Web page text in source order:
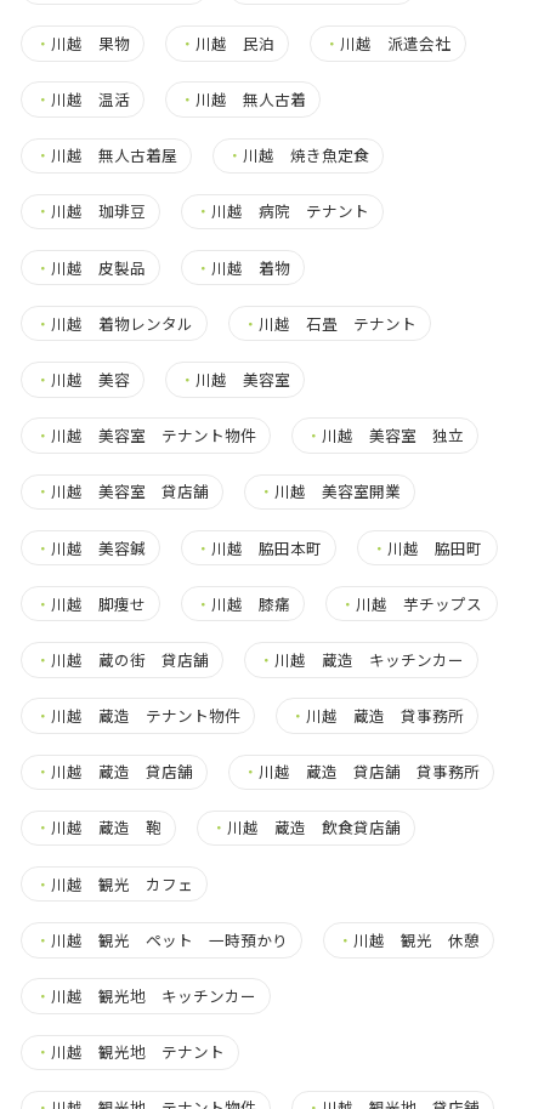
・ 川越 果物 ・ 川越 民泊 ・ 川越 派遣会社
・ 川越 温活 ・ 川越 無人古着
・ 川越 無人古着屋 ・ 川越 焼き魚定食
・ 川越 珈琲豆 ・ 川越 病院 テナント
・ 川越 皮製品 ・ 川越 着物
・ 川越 着物レンタル ・ 川越 石畳 テナント
・ 川越 美容 ・ 川越 美容室
・ 川越 美容室 テナント物件 ・ 川越 美容室 独立
・ 川越 美容室 貸店舗 ・ 川越 美容室開業
・ 川越 美容鍼 ・ 川越 脇田本町 ・ 川越 脇田町
・ 川越 脚痩せ ・ 川越 膝痛 ・ 川越 芋チップス
・ 川越 蔵の街 貸店舗 ・ 川越 蔵造 キッチンカー
・ 川越 蔵造 テナント物件 ・ 川越 蔵造 貸事務所
・ 川越 蔵造 貸店舗 ・ 川越 蔵造 貸店舗 貸事務所
・ 川越 蔵造 鞄 ・ 川越 蔵造 飲食貸店舗
・ 川越 観光 カフェ
・ 川越 観光 ペット 一時預かり ・ 川越 観光 休憩
・ 川越 観光地 キッチンカー
・ 川越 観光地 テナント